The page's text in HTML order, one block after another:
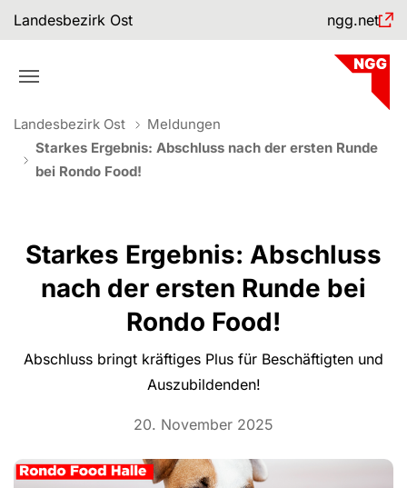
Skip to main navigation
Skip to main content
Skip to page footer
Landesbezirk Ost ngg.net
You are here:
Landesbezirk Ost
Meldungen
Starkes Ergebnis: Abschluss nach der ersten Runde
bei Rondo Food!
Starkes Ergebnis: Abschluss
nach der ersten Runde bei
Rondo Food!
Abschluss bringt kräftiges Plus für Beschäftigten und
Auszubildenden!
20. November 2025